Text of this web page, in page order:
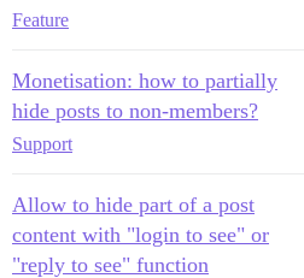
Feature
Monetisation: how to partially
hide posts to non-members?
Support
Allow to hide part of a post
content with "login to see" or
"reply to see" function